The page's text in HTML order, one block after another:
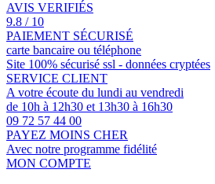
AVIS VERIFIÉS
9.8 / 10
PAIEMENT SÉCURISÉ
carte bancaire ou téléphone
Site 100% sécurisé ssl - données cryptées
SERVICE CLIENT
A votre écoute du lundi au vendredi
de 10h à 12h30 et 13h30 à 16h30
09 72 57 44 00
PAYEZ MOINS CHER
Avec notre programme fidélité
MON COMPTE